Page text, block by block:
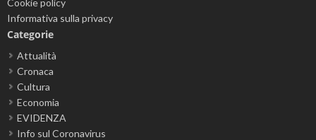
Informativa sulla privacy
Categorie
Attualità
Cronaca
Cultura
Economia
EVIDENZA
Info sul Coronavirus